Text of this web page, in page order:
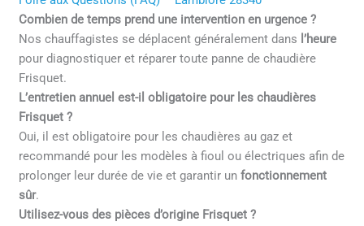
Combien de temps prend une intervention en urgence ?
Nos chauffagistes se déplacent généralement dans l’heure
pour diagnostiquer et réparer toute panne de chaudière
Frisquet.
L’entretien annuel est-il obligatoire pour les chaudières
Frisquet ?
Oui, il est obligatoire pour les chaudières au gaz et
recommandé pour les modèles à fioul ou électriques afin de
prolonger leur durée de vie et garantir unfonctionnement
sûr.
Utilisez-vous des pièces d’origine Frisquet ?